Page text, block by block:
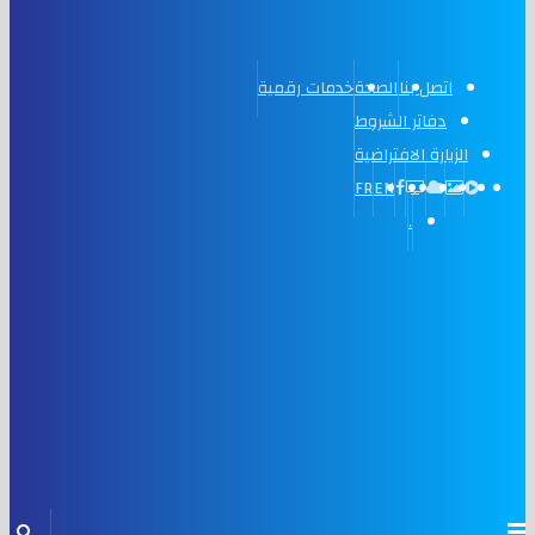
خدمات رقميةالصحةاتصل بنا
دفاتر الشروط
الزيارة الافتراضية
FREN
.